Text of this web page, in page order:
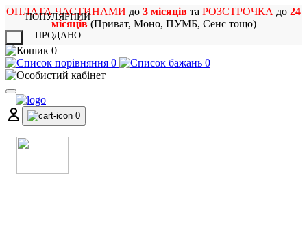
ОПЛАТА ЧАСТИНАМИ до 3 місяців та РОЗСТРОЧКА до 24
місяців(Приват, Моно, ПУМБ, Сенс тощо)
0
0
0
0
ПОПУЛЯРНИЙ
ПРОДАНО